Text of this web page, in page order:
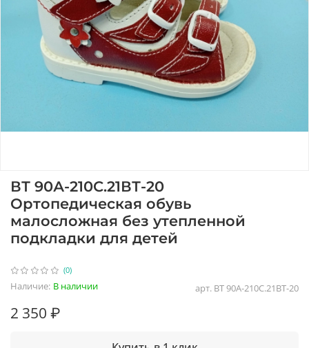
(0)
арт. ВТ 90А-210С.21ВТ-20
Наличие: В наличии
ВТ 90А-210С.21ВТ-20
Ортопедическая обувь
малосложная без утепленной
подкладки для детей
2 350 ₽